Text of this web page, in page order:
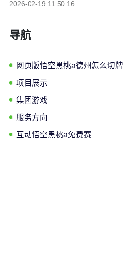
2026-02-19 11:50:16
导航
网页版悟空黑桃a德州怎么切牌
项目展示
集团游戏
服务方向
互动悟空黑桃a免费赛